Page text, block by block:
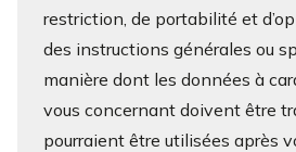
restriction, de portabilité et
des instructions générales ou
manière dont les données à
vous concernant doivent être
pourraient être utilisées après